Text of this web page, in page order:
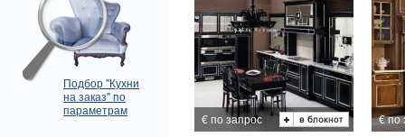
Подбор "Кухни
на заказ" по
параметрам
€ по запрос € по